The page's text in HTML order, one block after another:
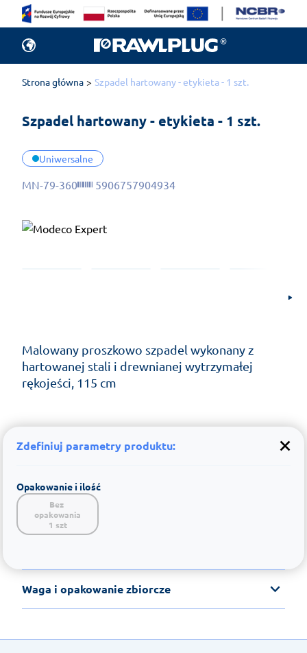
Strona główna Szpadel hartowany - etykieta - 1 szt.
Szpadel hartowany - etykieta - 1 szt.
Uniwersalne
MN-79-360 5906757904934
Malowany proszkowo szpadel wykonany z
hartowanej stali i drewnianej wytrzymałej
rękojeści, 115 cm
Zdefiniuj parametry produktu:
Opakowanie i ilość
Bez
opakowania
1 szt
Waga i opakowanie zbiorcze